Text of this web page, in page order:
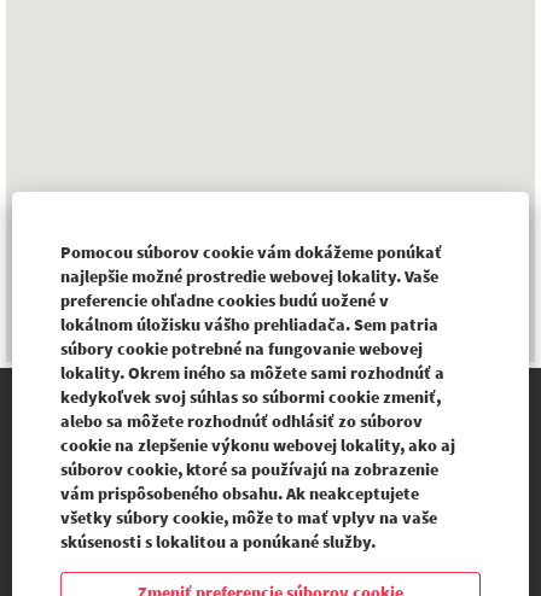
Pomocou súborov cookie vám dokážeme ponúkať
najlepšie možné prostredie webovej lokality. Vaše
preferencie ohľadne cookies budú uožené v
lokálnom úložisku vášho prehliadača. Sem patria
súbory cookie potrebné na fungovanie webovej
lokality. Okrem iného sa môžete sami rozhodnúť a
kedykoľvek svoj súhlas so súbormi cookie zmeniť,
alebo sa môžete rozhodnúť odhlásiť zo súborov
cookie na zlepšenie výkonu webovej lokality, ako aj
súborov cookie, ktoré sa používajú na zobrazenie
vám prispôsobeného obsahu. Ak neakceptujete
všetky súbory cookie, môže to mať vplyv na vaše
skúsenosti s lokalitou a ponúkané služby.
BUREAUVERITAS.SI
O
t
o
O
t
o
O
t
v
O